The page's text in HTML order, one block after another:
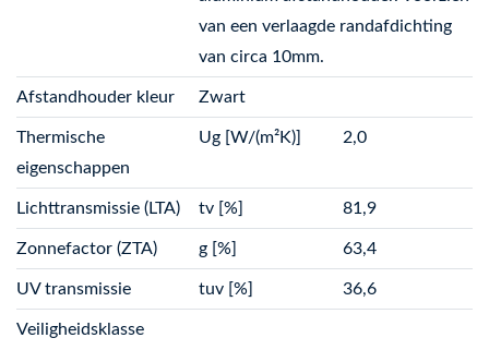
van een verlaagde randafdichting
van circa 10mm.
Afstandhouder kleur Zwart
Thermische
eigenschappen
Ug [W/(m²K)] 2,0
Lichttransmissie (LTA) tv [%] 81,9
Zonnefactor (ZTA) g [%] 63,4
UV transmissie tuv [%] 36,6
Veiligheidsklasse